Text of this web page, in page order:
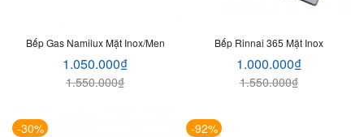
Bếp Gas Namilux Mặt Inox/men
1.550.000₫
1.050.000₫
Bếp Rinnai 365 Mặt Inox
1.550.000₫
1.000.000₫
-30% -92%